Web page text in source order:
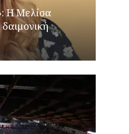
Η Μελίσα